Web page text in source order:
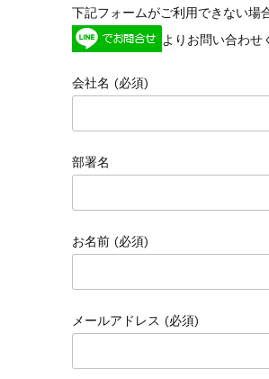
下記フォームがご利用できない場
よりお問い合わせ
会社名 (必須)
部署名
お名前 (必須)
メールアドレス (必須)